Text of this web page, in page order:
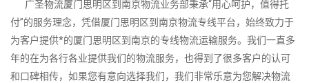
广圣物流厦门思明区到南京物流业务部秉承“用心呵护，值得托
付”的服务理念，凭借厦门思明区到南京物流专线平台，始终致力于
为客户提供*的厦门思明区到南京的专线物流运输服务。我们一直多
年的在为各行各业提供我们的物流服务，也得到了很多客户的认可
和口碑相传，如果您有意向选择我们，我们非常乐意为您解决物流